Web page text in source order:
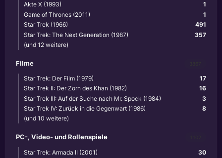
1
Akte X (1993)
1
Game of Thrones (2011)
491
Star Trek (1966)
357
Star Trek: The Next Generation (1987)
(und 12 weitere)
Filme
17
Star Trek: Der Film (1979)
16
Star Trek II: Der Zorn des Khan (1982)
3
Star Trek III: Auf der Suche nach Mr. Spock (1984)
8
Star Trek IV: Zurück in die Gegenwart (1986)
(und 10 weitere)
PC-, Video- und Rollenspiele
30
Star Trek: Armada II (2001)